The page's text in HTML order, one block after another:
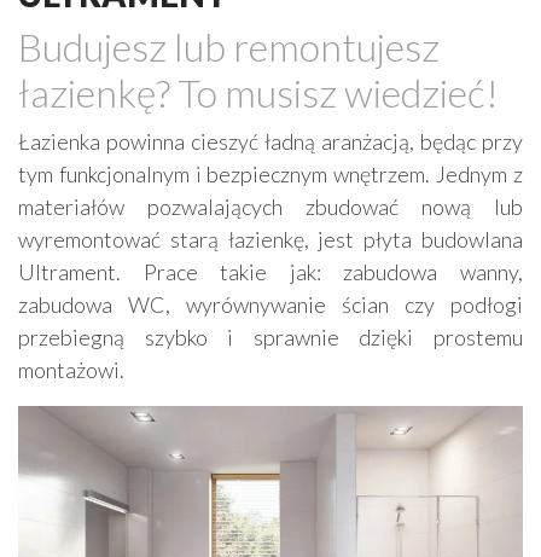
Drewno, konstrukcje drewniane
Farby, kleje, lakiery, emalie
Beton
Cegły, pustaki, bloczki
Szalunki, szalunki kartonowe
Techniki zamocowań
Kostka brukowa, granitowa
Beton komórkowy
Kruszywa
Systemy kominowe
Izolacje akustyczne
Składy budowlane
Stal, wyroby stalowe
Sklejki Blachy
Tworzywa sztuczne
Styropian
System barw
Filtry
Metale
Budujesz lub remontujesz
łazienkę? To musisz wiedzieć!
Łazienka powinna cieszyć ładną aranżacją, będąc przy
tym funkcjonalnym i bezpiecznym wnętrzem. Jednym z
materiałów pozwalających zbudować nową lub
wyremontować starą łazienkę, jest płyta budowlana
Ultrament. Prace takie jak: zabudowa wanny,
zabudowa WC, wyrównywanie ścian czy podłogi
przebiegną szybko i sprawnie dzięki prostemu
montażowi.